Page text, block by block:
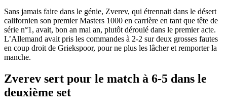
Sans jamais faire dans le génie, Zverev, qui étrennait dans le désert
californien son premier Masters 1000 en carrière en tant que tête de
série n°1, avait, bon an mal an, plutôt déroulé dans le premier acte.
L’Allemand avait pris les commandes à 2-2 sur deux grosses fautes
en coup droit de Griekspoor, pour ne plus les lâcher et remporter la
manche.
Zverev sert pour le match à 6-5 dans le
deuxième set